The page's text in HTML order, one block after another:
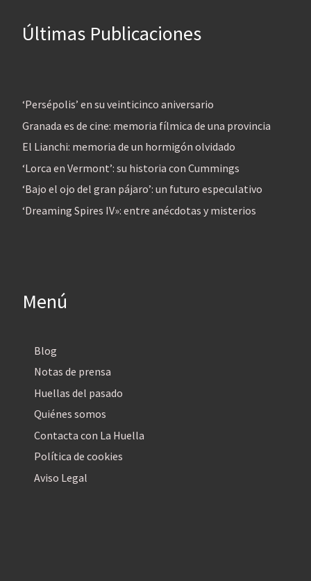
Últimas Publicaciones
‘Persépolis’ en su veinticinco aniversario
Granada es de cine: memoria fílmica de una provincia
El Lianchi: memoria de un hormigón olvidado
‘Lorca en Vermont’: su historia con Cummings
‘Bajo el ojo del gran pájaro’: un futuro especulativo
‘Dreaming Spires IV»: entre anécdotas y misterios
Menú
Blog
Notas de prensa
Huellas del pasado
Quiénes somos
Contacta con La Huella
Política de cookies
Aviso Legal